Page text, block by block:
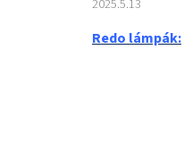
2025.5.13
Redo lámpák: